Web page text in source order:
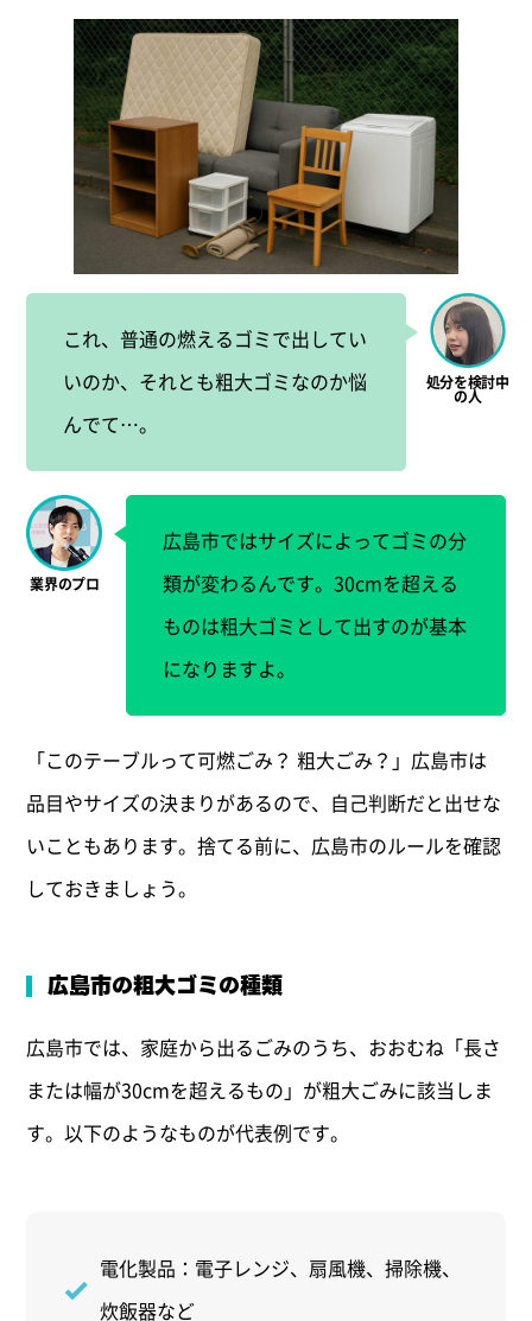
これ、普通の燃えるゴミで出してい
いのか、それとも粗大ゴミなのか悩
んでて…。
広島市ではサイズによってゴミの分
類が変わるんです。30cmを超える
ものは粗大ゴミとして出すのが基本
になりますよ。
「このテーブルって可燃ごみ？ 粗大ごみ？」広島市は
品目やサイズの決まりがあるので、自己判断だと出せな
いこともあります。捨てる前に、広島市のルールを確認
しておきましょう。
広島市の粗大ゴミの種類
広島市では、家庭から出るごみのうち、おおむね「長さ
または幅が30cmを超えるもの」が粗大ごみに該当しま
す。以下のようなものが代表例です。
電化製品：電子レンジ、扇風機、掃除機、
炊飯器など